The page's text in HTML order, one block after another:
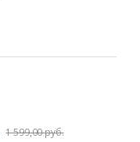
1 599,00 руб.